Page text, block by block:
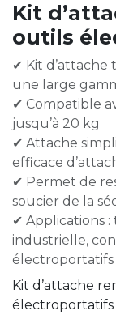
Kit
outils
✔ Kit
une large
✔ Compatible
jusqu’à 20 kg
✔ Attache
efficace
✔ Permet de
soucier de la
✔ Applications
industrielle,
électroportatifs
Kit d’attache